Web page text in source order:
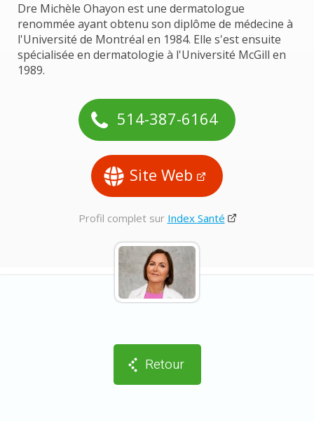
Dre Michèle Ohayon est une dermatologue
renommée ayant obtenu son diplôme de médecine à
l'Université de Montréal en 1984. Elle s'est ensuite
spécialisée en dermatologie à l'Université McGill en
1989.
514-387-6164
Site Web
Profil complet sur Index Santé
Retour